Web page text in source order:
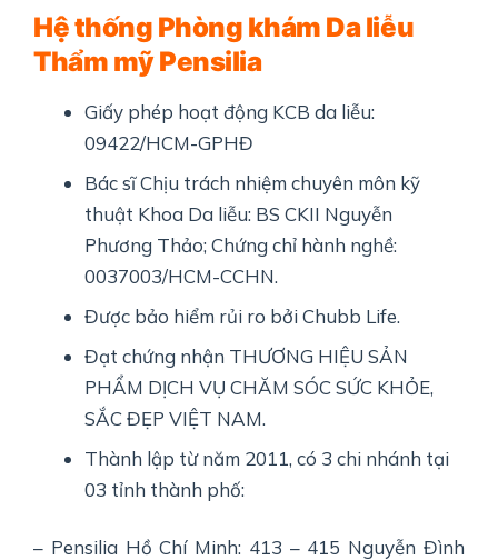
Hệ thống Phòng khám Da liễu
Thẩm mỹ Pensilia
Giấy phép hoạt động KCB da liễu:
09422/HCM-GPHĐ
Bác sĩ Chịu trách nhiệm chuyên môn kỹ
thuật Khoa Da liễu: BS CKII Nguyễn
Phương Thảo; Chứng chỉ hành nghề:
0037003/HCM-CCHN.
Được bảo hiểm rủi ro bởi Chubb Life.
Đạt chứng nhận THƯƠNG HIỆU SẢN
PHẨM DỊCH VỤ CHĂM SÓC SỨC KHỎE,
SẮC ĐẸP VIỆT NAM.
Thành lập từ năm 2011, có 3 chi nhánh tại
03 tỉnh thành phố:
– Pensilia Hồ Chí Minh: 413 – 415 Nguyễn Đình